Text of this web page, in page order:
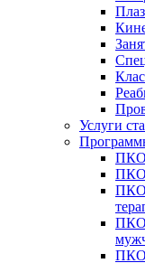
Услуги
ПКО
ПКО
ПКО
ПКО
ПКО